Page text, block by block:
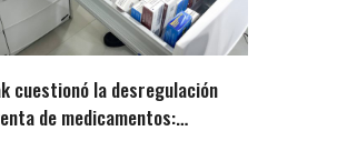
cuestionó la desregulación